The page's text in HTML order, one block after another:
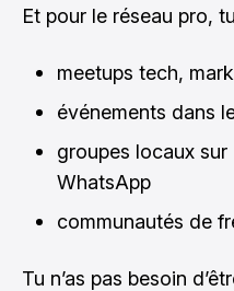
Et pour le réseau pro,
meetups tech,
événements dans
groupes locaux
WhatsApp
communautés de
Tu n’as pas besoin